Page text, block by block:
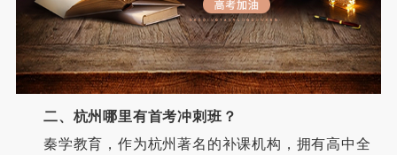
二、 杭州哪里有首考冲刺班？
秦学教育，作为杭州著名的补课机构，拥有高中全